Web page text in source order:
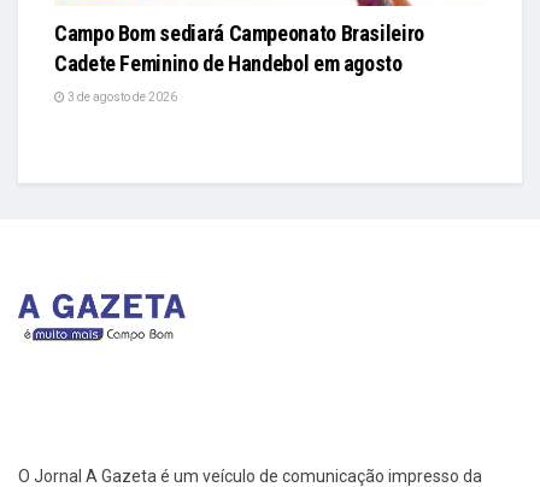
Campo Bom sediará Campeonato Brasileiro
Cadete Feminino de Handebol em agosto
3 de agosto de 2026
O Jornal A Gazeta é um veículo de comunicação impresso da